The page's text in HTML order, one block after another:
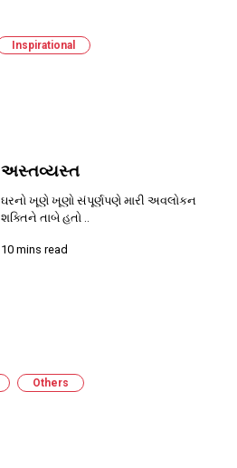
Inspirational
અસ્તવ્યસ્ત
ઘરનો ખૂણે ખૂણો સંપૂર્ણપણે મારી અવલોકન
શક્તિને તાબે હતો ..
10 mins read
Others